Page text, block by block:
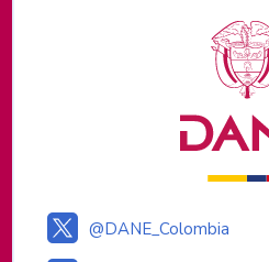
Logos
@DANE_Colombia